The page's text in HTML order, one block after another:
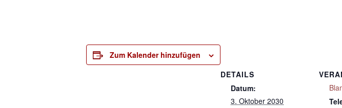
Zum Kalender hinzufügen
DETAILS
Datum:
3. Oktober 2030